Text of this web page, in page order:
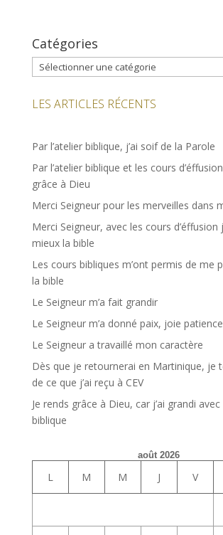
Catégories
Catégories
LES ARTICLES RÉCENTS
Par l’atelier biblique, j’ai soif de la Parole
Par l’atelier biblique et les cours
grâce à Dieu
Merci Seigneur pour les merveilles dans
Merci Seigneur, avec les cours
mieux la bible
Les cours bibliques m’ont permis de me
la bible
Le Seigneur m’a fait grandir
Le Seigneur m’a donné paix, joie patience
Le Seigneur a travaillé mon caractère
Dès que je retournerai en Martinique, je
de ce que j’ai reçu à CEV
Je rends grâce à Dieu, car j’ai grandi avec
biblique
août 2026
L M M J V